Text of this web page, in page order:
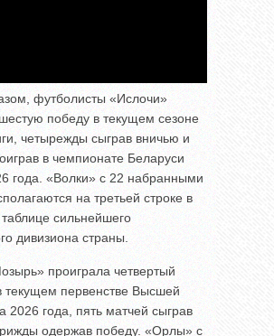
футболисты «Ислочи»
победу в текущем сезоне
четырежды сыграв вничью и
в чемпионате Беларуси
года. «Волки» с 22 набранными
на третьей строке в
сильнейшего
дивизиона страны.
проиграла четвертый
текущем первенстве Высшей
2026 года, пять матчей сыграв
одержав победу. «Орлы» с